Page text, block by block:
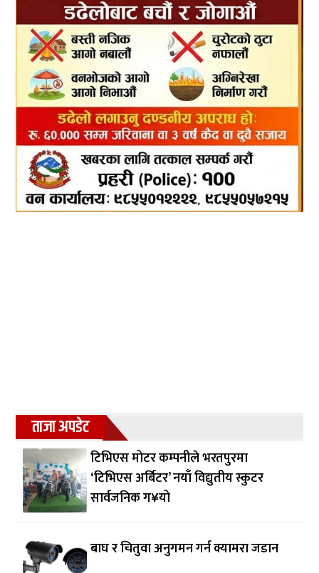
ताजा अपडेट
टिभिएस मोटर कम्पनीले भरतपुरमा
‘टिभिएस अर्बिटर’ नयाँ विद्युतीय स्कुटर
सार्वजनिक ग¥यो
बाघ र चितुवा अनुगमन गर्न क्यामरा जडान